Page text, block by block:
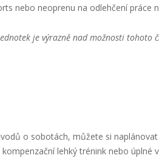
nebo neoprenu na odlehčení práce
je výrazně nad možnosti tohoto
o sobotách, můžete si
lehký trénink nebo